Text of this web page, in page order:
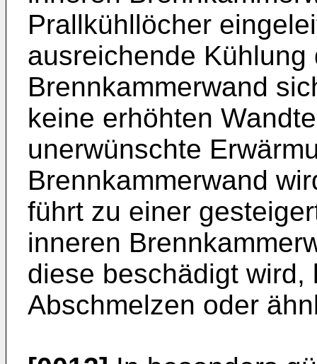
Prallkühllöcher
ausreichende Kühlung
Brennkammerwand
keine erhöhten
unerwünschte
Brennkammerwand
führt zu einer
inneren
diese beschädigt
Abschmelzen oder